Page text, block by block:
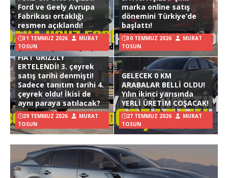
Ford ve Geely Avrupa
Fabrikası ortaklığı
resmen açıklandı!
31 TEMMUZ 2026
MURAT
TOSUN
marka online satış
dönemini Türkiye’de
başlattı!
30 TEMMUZ 2026
MURAT
TOSUN
FIAT GRIZZLY
ERTELENDİ! 3. çeyrek
satış tarihi denmişti!
Sadece tanıtım tarihi 4.
çeyrek oldu! İkisi de
aynı paraya satılacak?
29 TEMMUZ 2026
MURAT
TOSUN
GELECEK 0 KM
ARABALAR BELLİ OLDU!
Yılın ikinci yarısında
YERLİ ÜRETİM COŞACAK!
27 TEMMUZ 2026
MURAT
TOSUN